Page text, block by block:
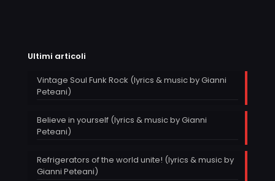
Ultimi articoli
Vintage Soul Funk Rock (lyrics & music by Gianni
Peteani)
Believe in yourself (lyrics & music by Gianni
Peteani)
Refrigerators of the world unite! (lyrics & music by
Gianni Peteani)